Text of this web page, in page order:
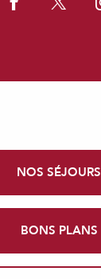
NOS SÉJOURS
BONS PLANS